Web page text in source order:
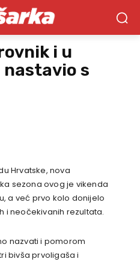
i u
nastavio s
Hrvatske, nova
sezona ovog je vikenda
a već prvo kolo donijelo
i neočekivanih rezultata.
nazvati i pomorom
bivša prvoligaša i